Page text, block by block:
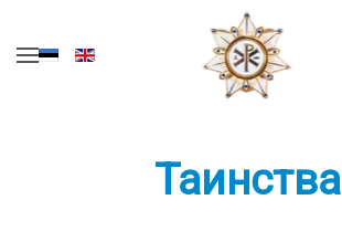
Перейти к содержимому
Таинства